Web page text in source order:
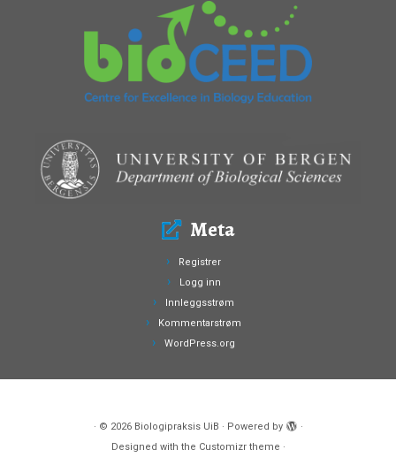
Meta
Registrer
Logg inn
Innleggsstrøm
Kommentarstrøm
WordPress.org
· © 2026 Biologipraksis UiB · Powered by
·
Designed with the Customizr theme ·